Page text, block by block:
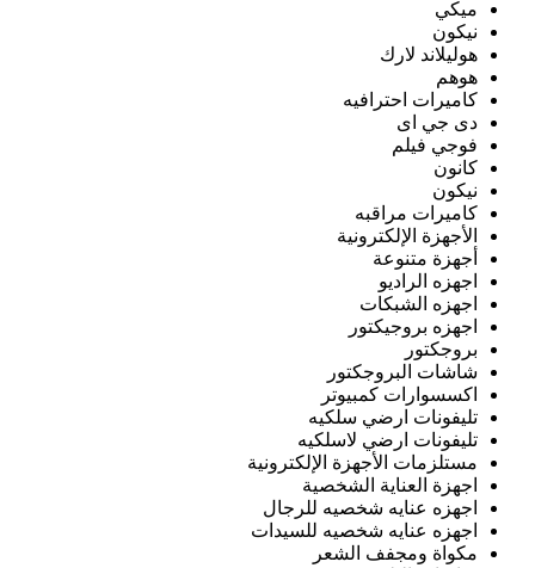
ميكي
نيكون
هوليلاند لارك
هوهم
كاميرات احترافيه
دى جي اى
فوجي فيلم
كانون
نيكون
كاميرات مراقبه
الأجهزة الإلكترونية
أجهزة متنوعة
اجهزه الراديو
اجهزه الشبكات
اجهزه بروجيكتور
بروجكتور
شاشات البروجكتور
اكسسوارات كمبيوتر
تليفونات ارضي سلكيه
تليفونات ارضي لاسلكيه
مستلزمات الأجهزة الإلكترونية
اجهزة العناية الشخصية
اجهزه عنايه شخصيه للرجال
اجهزه عنايه شخصيه للسيدات
مكواة ومجفف الشعر